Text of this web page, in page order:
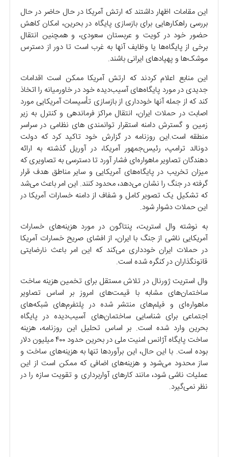
این مقامات اظهار داشتند که ارتش آمریکا در حال حاضر در حال
بررسی راهکارهایی برای بازسازی پایگاه در بحرین، امکان کاهش
حضور خود در کویت و عربستان سعودی، و همچنین انتقال
برخی از پایگاه‌ها یا وظایف آنها به غرب است تا دور از دسترس
موشک‌ها و پهپادهای ایرانی باشند.
این منابع اعلام کردند که ارتش آمریکا ممکن است اقدامات
جدیدی در مورد پایگاه‌های آسیب‌دیده خود در خاورمیانه را اتخاذ
کند که از جمله آنها خودداری از بازسازی تأسیسات آمریکایی مورد
اصابت در حملات ایران، انتقال مراکز فرماندهی و کنترل به زیر
زمین و گسترش دامنه استقرار توانمندی های نظامی در سراسر
منطقه است.این روزنامه در گزارش خود تاکید کرد که دولت
دونالد ترامپ، رئیس‌جمهور آمریکا، در آوریل گذشته به ارائه‌
دهندگان تصاویر ماهواره‌ای فشار آورد تا دسترسی به تصاویری که
میزان تخریب در پایگاه‌های آمریکایی و سایر مناطق هدف قرار
گرفته در جنگ را نشان می‌دهد، محدود کنند. این امر باعث می‌شد
که تشکیل یک تصویر کامل و شفاف از دامنه خسارات آمریکا در
این حملات دشوار شود.
به نوشته وال استریت، پنتاگون در مورد هزینه‌های خسارات
آمریکایی ناشی از جنگ با ایران، از افشای صریح خسارات آمریکا
در حملات ایران خودداری می‌کند که این امر باعث نارضایتی
قانونگذاران در کنگره شده است.
وال استریت ژورنال در تلاش مستقل برای تخمین هزینه ساخت
ساختمان‌های مشابه با قیمت‌های امروز بر اساس تصاویر
ماهواره‌ای و فیلم‌های منتشر شده در پلتفرم‌های شبکه‌های
اجتماعی برای شناسایی ساختمان‌های آسیب‌دیده در پایگاه
بحرین وارد شده است. بر اساس تحلیل این روزنامه، هزینه
ساخت پایگاه آژانس امنیت ملی در بحرین حدود ۴۰۰ میلیون دلار
بوده است. با این حال، این برآوردها تنها به هزینه‌های ساخت و
ساز محدود می‌شود و هزینه‌های اضافی که ممکن است از این
عملیات ناشی شود، مانند کارهای آواربرداری و تقویت سازه را در
نظر نمی‌گیرد.